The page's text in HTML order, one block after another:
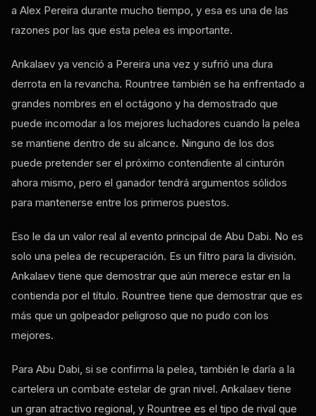
a Alex Pereira durante mucho tiempo, y esa es una de las
razones por las que esta pelea es importante.
Ankalaev ya venció a Pereira una vez y sufrió una dura
derrota en la revancha. Rountree también se ha enfrentado a
grandes nombres en el octágono y ha demostrado que
puede incomodar a los mejores luchadores cuando la pelea
se mantiene dentro de su alcance. Ninguno de los dos
puede pretender ser el próximo contendiente al cinturón
ahora mismo, pero el ganador tendrá argumentos sólidos
para mantenerse entre los primeros puestos.
Eso le da un valor real al evento principal de Abu Dabi. No es
solo una pelea de recuperación. Es un filtro para la división.
Ankalaev tiene que demostrar que aún merece estar en la
contienda por el título. Rountree tiene que demostrar que es
más que un golpeador peligroso que no pudo con los
mejores.
Para Abu Dabi, si se confirma la pelea, también le daría a la
cartelera un combate estelar de gran nivel. Ankalaev tiene
un gran atractivo regional, y Rountree es el tipo de rival que